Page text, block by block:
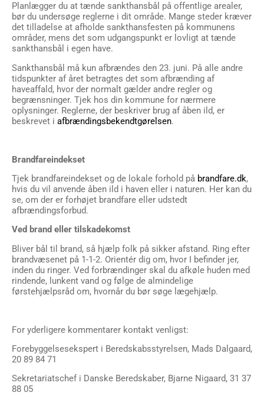
Planlægger du at tænde sankthansbål på offentlige arealer,
bør du undersøge reglerne i dit område. Mange steder kræver
det tilladelse at afholde sankthansfesten på kommunens
områder, mens det som udgangspunkt er lovligt at tænde
sankthansbål i egen have.
Sankthansbål må kun afbrændes den 23. juni. På alle andre
tidspunkter af året betragtes det som afbrænding af
haveaffald, hvor der normalt gælder andre regler og
begrænsninger. Tjek hos din kommune for nærmere
oplysninger. Reglerne, der beskriver brug af åben ild, er
beskrevet i afbrændingsbekendtgørelsen.
Brandfareindekset
Tjek brandfareindekset og de lokale forhold på brandfare.dk,
hvis du vil anvende åben ild i haven eller i naturen. Her kan du
se, om der er forhøjet brandfare eller udstedt
afbrændingsforbud.
Ved brand eller tilskadekomst
Bliver bål til brand, så hjælp folk på sikker afstand. Ring efter
brandvæsenet på 1-1-2. Orientér dig om, hvor I befinder jer,
inden du ringer. Ved forbrændinger skal du afkøle huden med
rindende, lunkent vand og følge de almindelige
førstehjælpsråd om, hvornår du bør søge lægehjælp.
For yderligere kommentarer kontakt venligst:
Forebyggelsesekspert i Beredskabsstyrelsen, Mads Dalgaard,
20 89 84 71
Sekretariatschef i Danske Beredskaber, Bjarne Nigaard, 31 37
88 05